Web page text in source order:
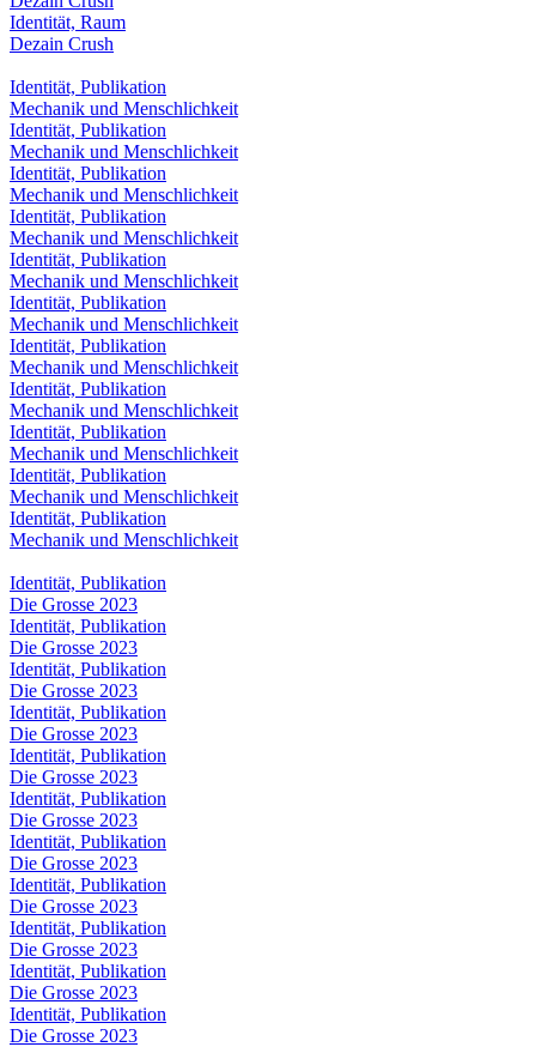
Identität, Raum
Dezain Crush
Identität, Publikation
Mechanik und Menschlichkeit
Identität, Publikation
Mechanik und Menschlichkeit
Identität, Publikation
Mechanik und Menschlichkeit
Identität, Publikation
Mechanik und Menschlichkeit
Identität, Publikation
Mechanik und Menschlichkeit
Identität, Publikation
Mechanik und Menschlichkeit
Identität, Publikation
Mechanik und Menschlichkeit
Identität, Publikation
Mechanik und Menschlichkeit
Identität, Publikation
Mechanik und Menschlichkeit
Identität, Publikation
Mechanik und Menschlichkeit
Identität, Publikation
Mechanik und Menschlichkeit
Identität, Publikation
Die Grosse 2023
Identität, Publikation
Die Grosse 2023
Identität, Publikation
Die Grosse 2023
Identität, Publikation
Die Grosse 2023
Identität, Publikation
Die Grosse 2023
Identität, Publikation
Die Grosse 2023
Identität, Publikation
Die Grosse 2023
Identität, Publikation
Die Grosse 2023
Identität, Publikation
Die Grosse 2023
Identität, Publikation
Die Grosse 2023
Identität, Publikation
Die Grosse 2023